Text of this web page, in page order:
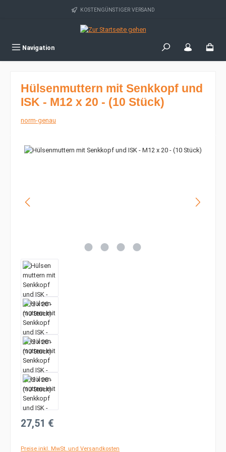
Zum Hauptinhalt springen KOSTENGÜNSTIGER VERSAND
Navigation
Hülsenmuttern mit Senkkopf und
ISK - M12 x 20 - (10 Stück)
norm-genau
Bildergalerie überspringen
Regulärer Preis:
27,51 €
Preise inkl. MwSt. und Versandkosten